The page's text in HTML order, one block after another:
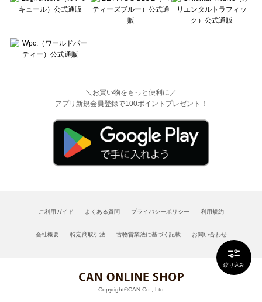
絞り込み
＼お買い物をもっと便利に／
アプリ新規会員登録で100ポイントプレゼント！
ご利用ガイド よくある質問 プライバシーポリシー 利用規約
会社概要 特定商取引法 古物営業法に基づく記載 お問い合わせ
Copyright©CAN Co., Ltd